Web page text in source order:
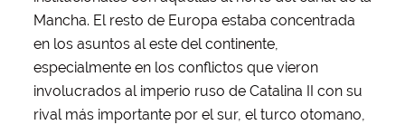
Mancha. El resto de Europa estaba concentrada
en los asuntos al este del continente,
especialmente en los conflictos que vieron
involucrados al imperio ruso de Catalina II con su
rival más importante por el sur, el turco otomano,